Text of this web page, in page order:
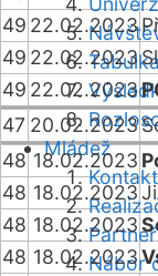
Mládež
Nábor
49 22.02.2023
49 22.02.2023
49 22.02.2023
47 20.02.2023
48 18.02.2023
48 18.02.2023
48 18.02.2023
48 18.02.2023